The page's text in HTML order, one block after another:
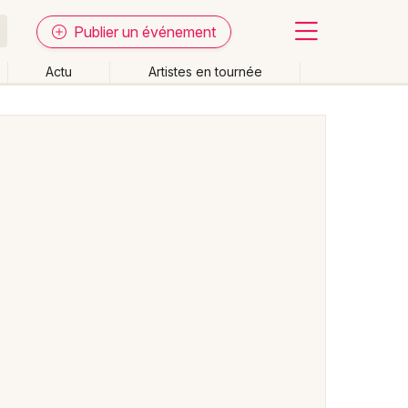
Publier un événement
Actu Artistes en tournée